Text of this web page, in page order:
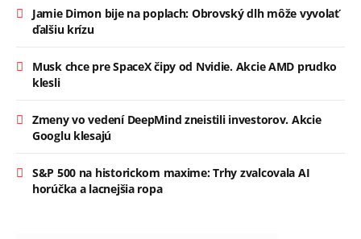
Jamie Dimon bije na poplach: Obrovský dlh môže vyvolať
ďalšiu krízu
Musk chce pre SpaceX čipy od Nvidie. Akcie AMD prudko
klesli
Zmeny vo vedení DeepMind zneistili investorov. Akcie
Googlu klesajú
S&P 500 na historickom maxime: Trhy zvalcovala AI
horúčka a lacnejšia ropa